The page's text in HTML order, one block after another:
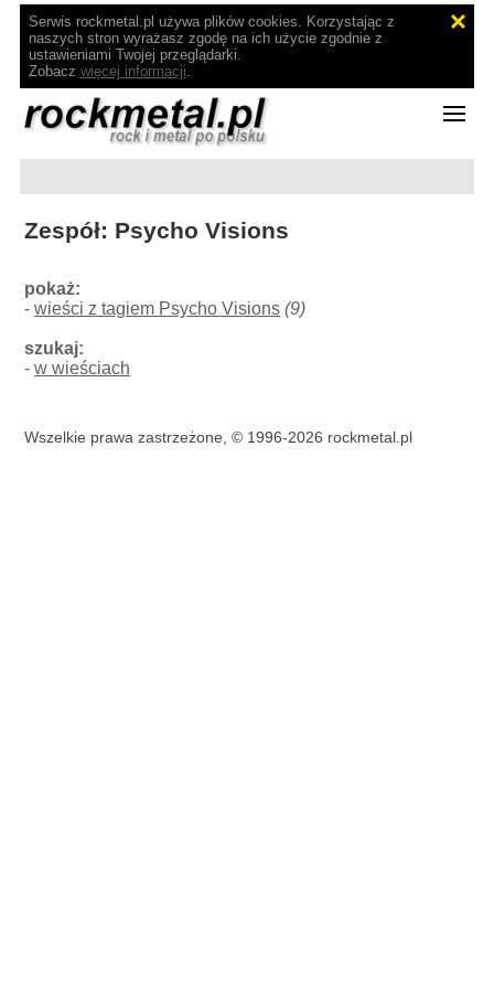
Serwis rockmetal.pl używa plików cookies. Korzystając z
naszych stron wyrażasz zgodę na ich użycie zgodnie z
ustawieniami Twojej przeglądarki.
Zobacz więcej informacji.
Zespół: Psycho Visions
pokaż:
-wieści z tagiem Psycho Visions (9)
szukaj:
-w wieściach
Wszelkie prawa zastrzeżone, © 1996-2026 rockmetal.pl